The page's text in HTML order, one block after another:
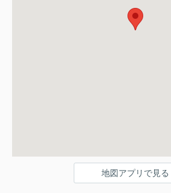
地図アプリで見る